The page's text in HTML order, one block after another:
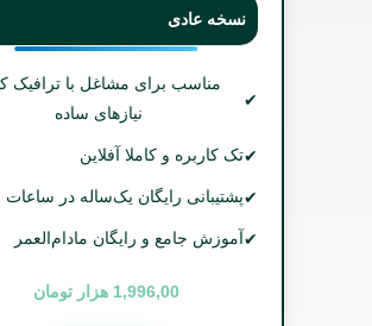
نسخه عادی
✔
مناسب برای مشاغل با ترافیک
نیازهای ساده
✔تک کاربره و کاملا آفلاین
✔پشتیبانی رایگان یک‌ساله در ساعات
✔آموزش جامع و رایگان مادام‌العمر
1,996,00 هزار تومان